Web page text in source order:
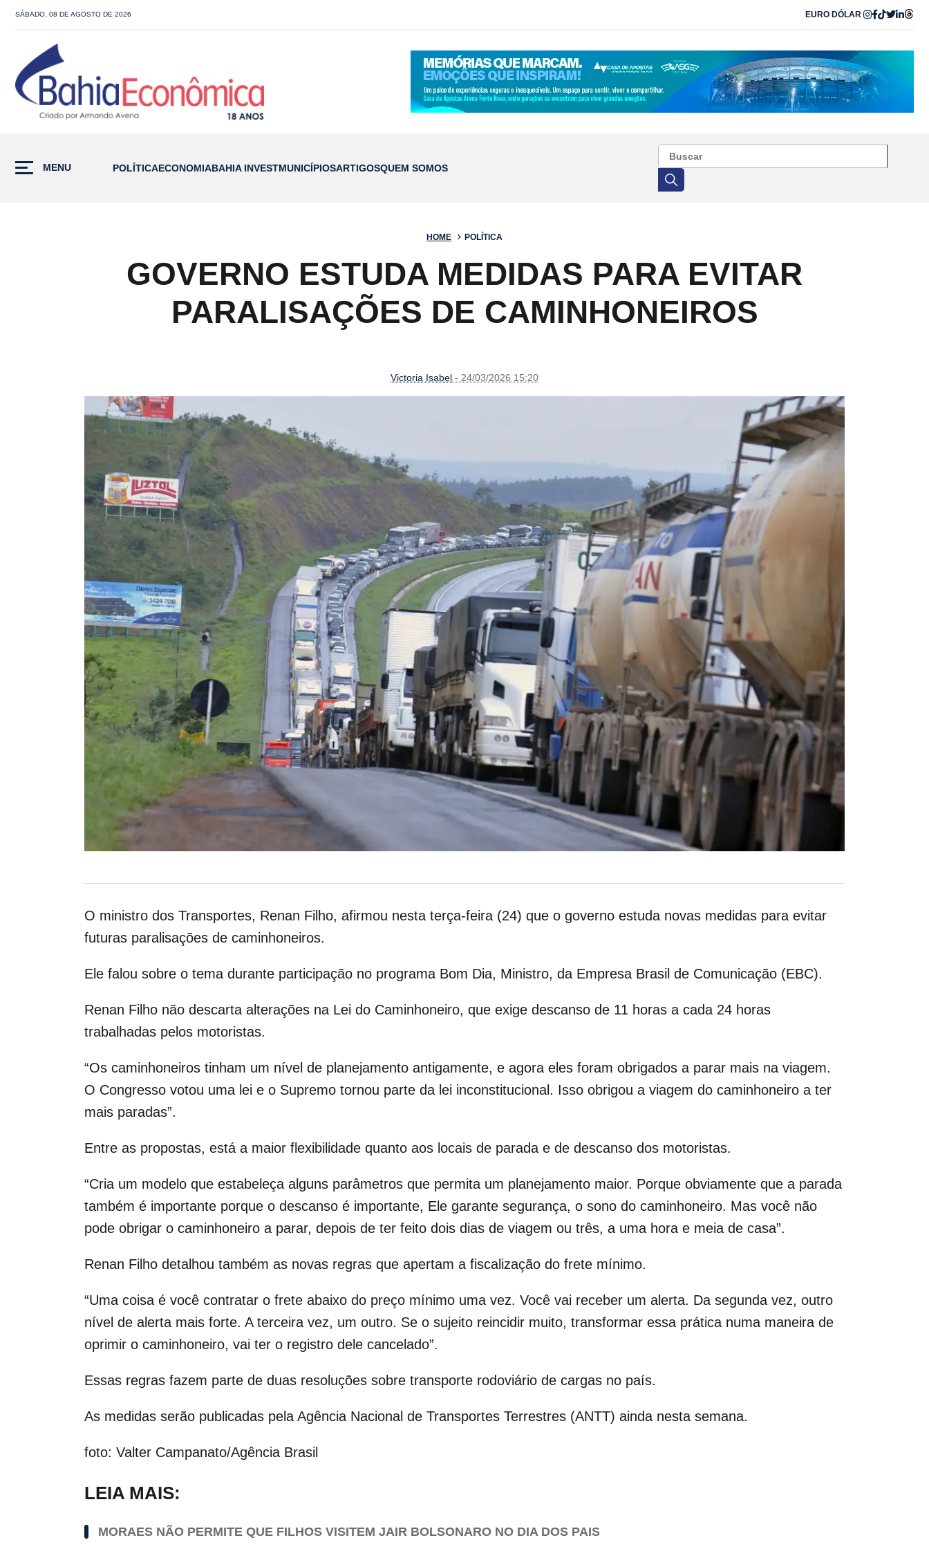
SÁBADO, 08 DE AGOSTO DE 2026 EURO DÓLAR
MENU POLÍTICAECONOMIABAHIA INVESTMUNICÍPIOSARTIGOSQUEM SOMOS
HOME POLÍTICA
GOVERNO ESTUDA MEDIDAS PARA EVITAR
PARALISAÇÕES DE CAMINHONEIROS
Victoria Isabel - 24/03/2026 15:20
O ministro dos Transportes, Renan Filho, afirmou nesta terça-feira (24) que o governo estuda novas medidas para evitar
futuras paralisações de caminhoneiros.
Ele falou sobre o tema durante participação no programa Bom Dia, Ministro, da Empresa Brasil de Comunicação (EBC).
Renan Filho não descarta alterações na Lei do Caminhoneiro, que exige descanso de 11 horas a cada 24 horas
trabalhadas pelos motoristas.
“Os caminhoneiros tinham um nível de planejamento antigamente, e agora eles foram obrigados a parar mais na viagem.
O Congresso votou uma lei e o Supremo tornou parte da lei inconstitucional. Isso obrigou a viagem do caminhoneiro a ter
mais paradas”.
Entre as propostas, está a maior flexibilidade quanto aos locais de parada e de descanso dos motoristas.
“Cria um modelo que estabeleça alguns parâmetros que permita um planejamento maior. Porque obviamente que a parada
também é importante porque o descanso é importante, Ele garante segurança, o sono do caminhoneiro. Mas você não
pode obrigar o caminhoneiro a parar, depois de ter feito dois dias de viagem ou três, a uma hora e meia de casa”.
Renan Filho detalhou também as novas regras que apertam a fiscalização do frete mínimo.
“Uma coisa é você contratar o frete abaixo do preço mínimo uma vez. Você vai receber um alerta. Da segunda vez, outro
nível de alerta mais forte. A terceira vez, um outro. Se o sujeito reincidir muito, transformar essa prática numa maneira de
oprimir o caminhoneiro, vai ter o registro dele cancelado”.
Essas regras fazem parte de duas resoluções sobre transporte rodoviário de cargas no país.
As medidas serão publicadas pela Agência Nacional de Transportes Terrestres (ANTT) ainda nesta semana.
foto: Valter Campanato/Agência Brasil
LEIA MAIS:
MORAES NÃO PERMITE QUE FILHOS VISITEM JAIR BOLSONARO NO DIA DOS PAIS